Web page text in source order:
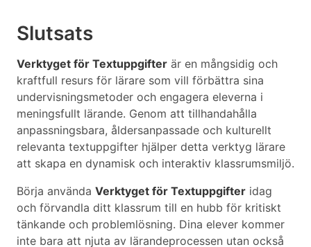
Slutsats
Verktyget för Textuppgifter är en mångsidig och
kraftfull resurs för lärare som vill förbättra sina
undervisningsmetoder och engagera eleverna i
meningsfullt lärande. Genom att tillhandahålla
anpassningsbara, åldersanpassade och kulturellt
relevanta textuppgifter hjälper detta verktyg lärare
att skapa en dynamisk och interaktiv klassrumsmiljö.
Börja använda Verktyget för Textuppgifter idag
och förvandla ditt klassrum till en hubb för kritiskt
tänkande och problemlösning. Dina elever kommer
inte bara att njuta av lärandeprocessen utan också